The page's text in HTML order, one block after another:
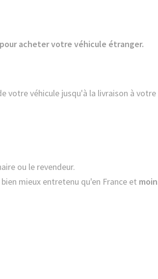
acheter votre véhicule étranger.
votre véhicule jusqu'à la livraison à votre
ou le revendeur.
mieux entretenu qu'en France et